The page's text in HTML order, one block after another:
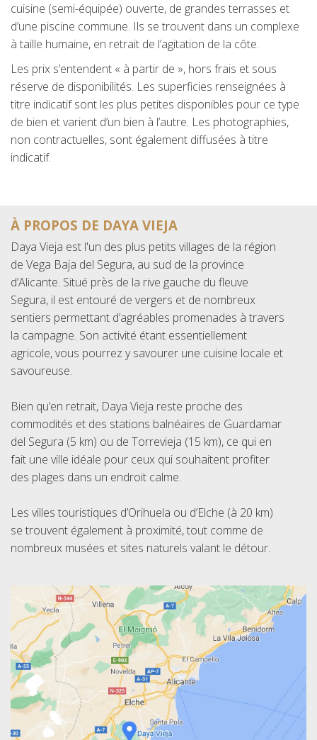
cuisine (semi-équipée) ouverte, de grandes terrasses et
d’une piscine commune. Ils se trouvent dans un complexe
à taille humaine, en retrait de l’agitation de la côte.
Les prix s’entendent « à partir de », hors frais et sous
réserve de disponibilités. Les superficies renseignées à
titre indicatif sont les plus petites disponibles pour ce type
de bien et varient d’un bien à l’autre. Les photographies,
non contractuelles, sont également diffusées à titre
indicatif.
À PROPOS DE DAYA VIEJA
Daya Vieja est l'un des plus petits villages de la région
de Vega Baja del Segura, au sud de la province
d’Alicante. Situé près de la rive gauche du fleuve
Segura, il est entouré de vergers et de nombreux
sentiers permettant d’agréables promenades à travers
la campagne. Son activité étant essentiellement
agricole, vous pourrez y savourer une cuisine locale et
savoureuse.
Bien qu’en retrait, Daya Vieja reste proche des
commodités et des stations balnéaires de Guardamar
del Segura (5 km) ou de Torrevieja (15 km), ce qui en
fait une ville idéale pour ceux qui souhaitent profiter
des plages dans un endroit calme.
Les villes touristiques d’Orihuela ou d’Elche (à 20 km)
se trouvent également à proximité, tout comme de
nombreux musées et sites naturels valant le détour.